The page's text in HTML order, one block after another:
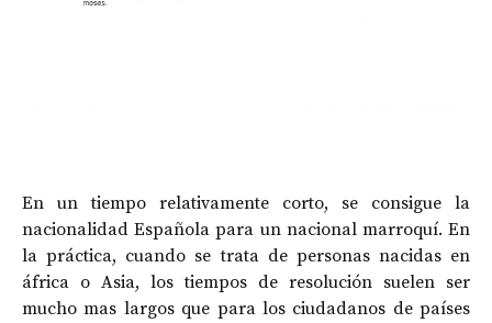
En un tiempo relativamente corto, se consigue la
nacionalidad Española para un nacional marroquí. En
la práctica, cuando se trata de personas nacidas en
áfrica o Asia, los tiempos de resolución suelen ser
mucho mas largos que para los ciudadanos de países